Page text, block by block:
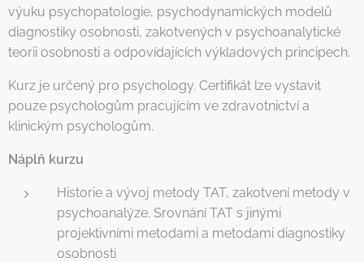
výuku psychopatologie, psychodynamických modelů
diagnostiky osobnosti, zakotvených v psychoanalytické
teorii osobnosti a odpovídajících výkladových principech.
Kurz je určený pro psychology. Certifikát lze vystavit
pouze psychologům pracujícím ve zdravotnictví a
klinickým psychologům.
Náplň kurzu
Historie a vývoj metody TAT, zakotvení metody v
psychoanalýze. Srovnání TAT s jinými
projektivními metodami a metodami diagnostiky
osobnosti